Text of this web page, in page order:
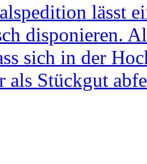
lässt
disponieren.
sich in der
als Stückgut